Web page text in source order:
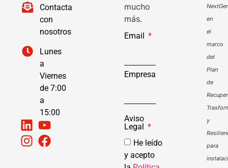
Contacta
con
nosotros
Lunes
a
Viernes
de 7:00
a
15:00
mucho
más.
Email
Empresa
Aviso
Legal
He leído
y acepto
en
el
marco
del
Plan
de
y
para